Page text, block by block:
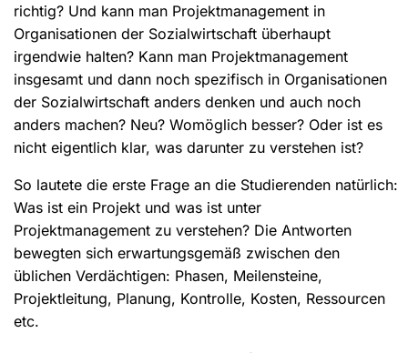
richtig? Und kann man Projektmanagement in
Organisationen der Sozialwirtschaft überhaupt
irgendwie halten? Kann man Projektmanagement
insgesamt und dann noch spezifisch in Organisationen
der Sozialwirtschaft anders denken und auch noch
anders machen? Neu? Womöglich besser? Oder ist es
nicht eigentlich klar, was darunter zu verstehen ist?
So lautete die erste Frage an die Studierenden natürlich:
Was ist ein Projekt und was ist unter
Projektmanagement zu verstehen? Die Antworten
bewegten sich erwartungsgemäß zwischen den
üblichen Verdächtigen: Phasen, Meilensteine,
Projektleitung, Planung, Kontrolle, Kosten, Ressourcen
etc.